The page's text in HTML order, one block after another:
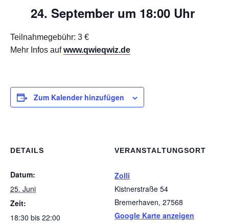
24. September um 18:00 Uhr
Teilnahmegebühr: 3 €
Mehr Infos aufwww.qwieqwiz.de
Zum Kalender hinzufügen
DETAILS
Datum:
25. Juni
Zeit:
18:30 bis 22:00
VERANSTALTUNGSORT
Zolli
Kistnerstraße 54
Bremerhaven, 27568
Google Karte anzeigen